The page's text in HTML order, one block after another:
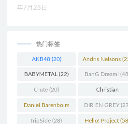
年7月28日
热门标签
AKB48(20) Andris Nelsons
BABYMETAL (22) BanG Dream!
C-ute (20) Christian
Thielemann(36)
Daniel Barenboim
(37)
DIR EN GREY
fripSide (28) Hello! Project